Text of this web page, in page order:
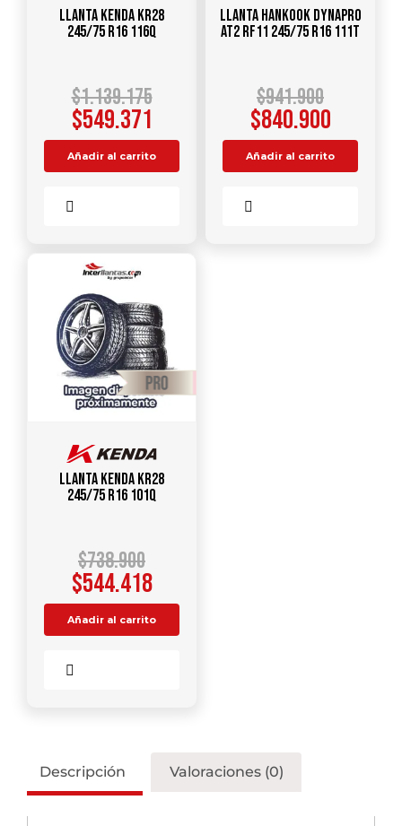
Llanta KENDA KR28
245/75 R16 116Q
$1.139.175
$549.371
Añadir al carrito
Llanta HANKOOK Dynapro
AT2 RF11 245/75 R16 111T
$941.900
$840.900
Añadir al carrito
Llanta KENDA KR28
245/75 R16 101Q
$738.900
$544.418
Añadir al carrito
Descripción Valoraciones (0)